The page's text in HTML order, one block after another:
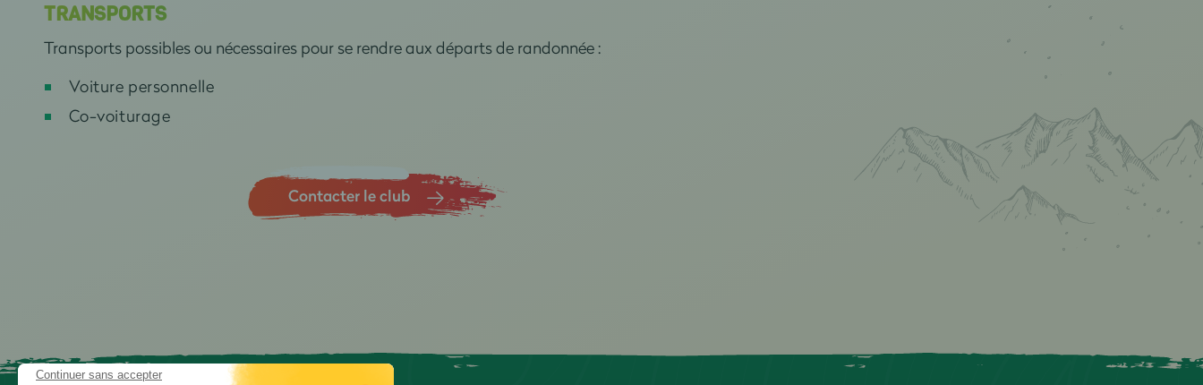
TRANSPORTS
Transports possibles ou nécessaires pour se rendre aux départs de randonnée :
Voiture personnelle
Co-voiturage
Contacter le club
Continuer sans accepter